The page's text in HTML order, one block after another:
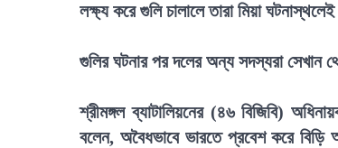
লক্ষ্য করে গুলি চালালে তারা মিয়া ঘটনাস্থলেই
গুলির ঘটনার পর দলের অন্য সদস্যরা সেখান
শ্রীমঙ্গল ব্যাটালিয়নের (৪৬ বিজিবি)
বলেন, অবৈধভাবে ভারতে প্রবেশ করে